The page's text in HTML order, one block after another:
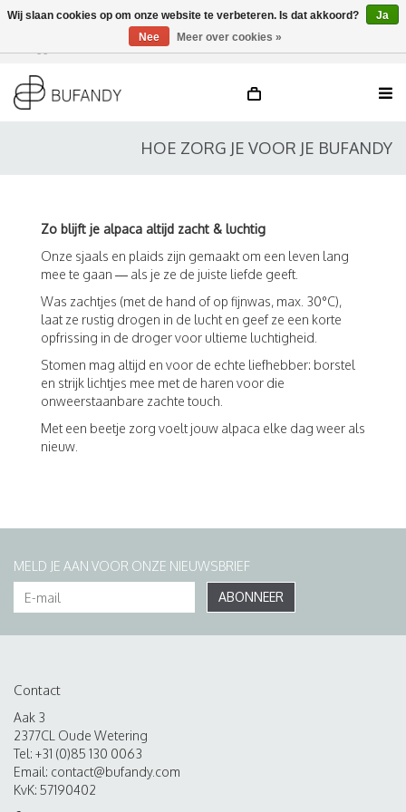
DE / EN
HOE ZORG JE VOOR JE BUFANDY
Zo blijft je alpaca altijd zacht & luchtig
Onze sjaals en plaids zijn gemaakt om een leven lang
mee te gaan — als je ze de juiste liefde geeft.
Was zachtjes (met de hand of op fijnwas, max. 30°C),
laat ze rustig drogen in de lucht en geef ze een korte
opfrissing in de droger voor ultieme luchtigheid.
Stomen mag altijd en voor de echte liefhebber: borstel
en strijk lichtjes mee met de haren voor die
onweerstaanbare zachte touch.
Met een beetje zorg voelt jouw alpaca elke dag weer als
nieuw.
MELD JE AAN VOOR ONZE NIEUWSBRIEF
ABONNEER
Contact
Aak 3
2377CL Oude Wetering
Tel: +31 (0)85 130 0063
Email: contact@bufandy.com
KvK: 57190402
Wij slaan cookies op om onze website te verbeteren. Is dat akkoord?
Ja
Nee
Meer over cookies »